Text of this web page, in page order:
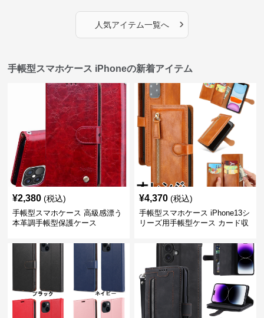
人気アイテム一覧へ ›
手帳型スマホケース iPhoneの新着アイテム
¥2,380 (税込)
手帳型スマホケース 高級感漂う
本革調手帳型保護ケース
¥4,370 (税込)
手帳型スマホケース iPhone13シ
リーズ用手帳型ケース カード収